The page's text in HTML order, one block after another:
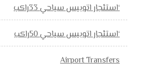
‘استئجار اتوبيس سياحي 33راكب
‘استئجار اتوبيس سياحي 50راكب
Airport Transfers